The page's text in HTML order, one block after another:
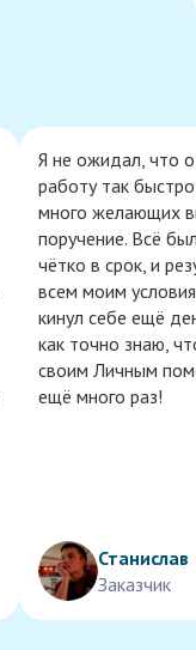
Я не ожидал, что
работу так
много желающих
поручение. Всё
чётко в срок, и
всем моим
кинул себе ещё
как точно знаю,
своим Личным
ещё много раз!
Станислав
Заказчик